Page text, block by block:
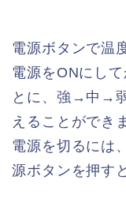
電源ボタンで温
電源をONにし
とに、強→中→
えることができ
電源を切るには
源ボタンを押す